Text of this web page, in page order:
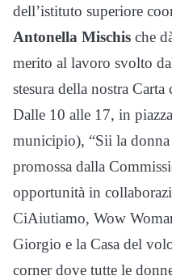
dell’istituto superiore
Antonella Mischis che
merito al lavoro svolto
stesura della nostra Carta
Dalle 10 alle 17, in
municipio), “Sii la donna
promossa dalla
opportunità in
CiAiutiamo, Wow
Giorgio e la Casa del
corner dove tutte le